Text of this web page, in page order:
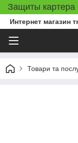
Защиты картера
Интернет магазин
Товари та